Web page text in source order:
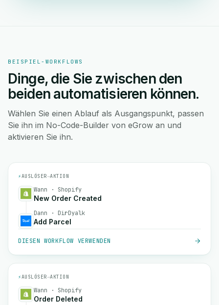
BEISPIEL-WORKFLOWS
Dinge, die Sie zwischen den
beiden automatisieren können.
Wählen Sie einen Ablauf als Ausgangspunkt, passen
Sie ihn im No-Code-Builder von eGrow an und
aktivieren Sie ihn.
⚡AUSLÖSER→AKTION
Wann · Shopify
New Order Created
Dann · DirDyalk
Add Parcel
DIESEN WORKFLOW VERWENDEN
⚡AUSLÖSER→AKTION
Wann · Shopify
Order Deleted